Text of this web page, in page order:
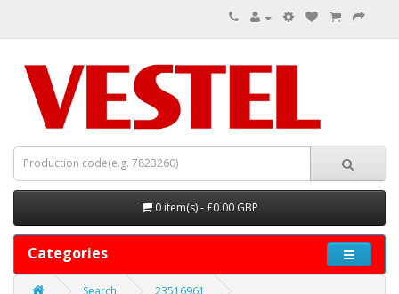
0 item(s) - £0.00 GBP
Categories
Search 23516961